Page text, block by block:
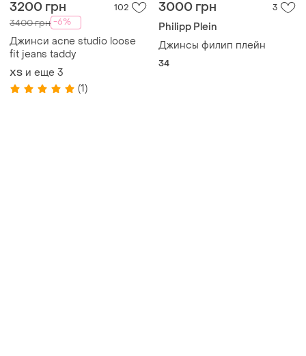
3200 грн 102
3400 грн -6%
Джинси acne studio loose
fit jeans taddy
XS и еще 3
(1)
3000 грн 3
Philipp Plein
Джинсы филип плейн
34